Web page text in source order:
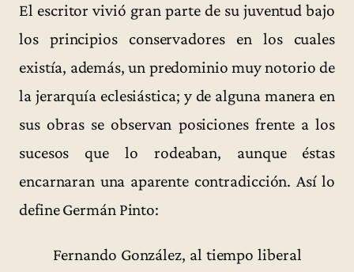
El escritor vivió gran parte de su juventud bajo
los principios conservadores en los cuales
existía, además, un predominio muy notorio de
la jerarquía eclesiástica; y de alguna manera en
sus obras se observan posiciones frente a los
sucesos que lo rodeaban, aunque éstas
encarnaran una aparente contradicción. Así lo
define Germán Pinto:
Fernando González, al tiempo liberal